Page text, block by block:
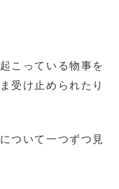
こっている物事を
受け止められたり
ついて一つずつ見